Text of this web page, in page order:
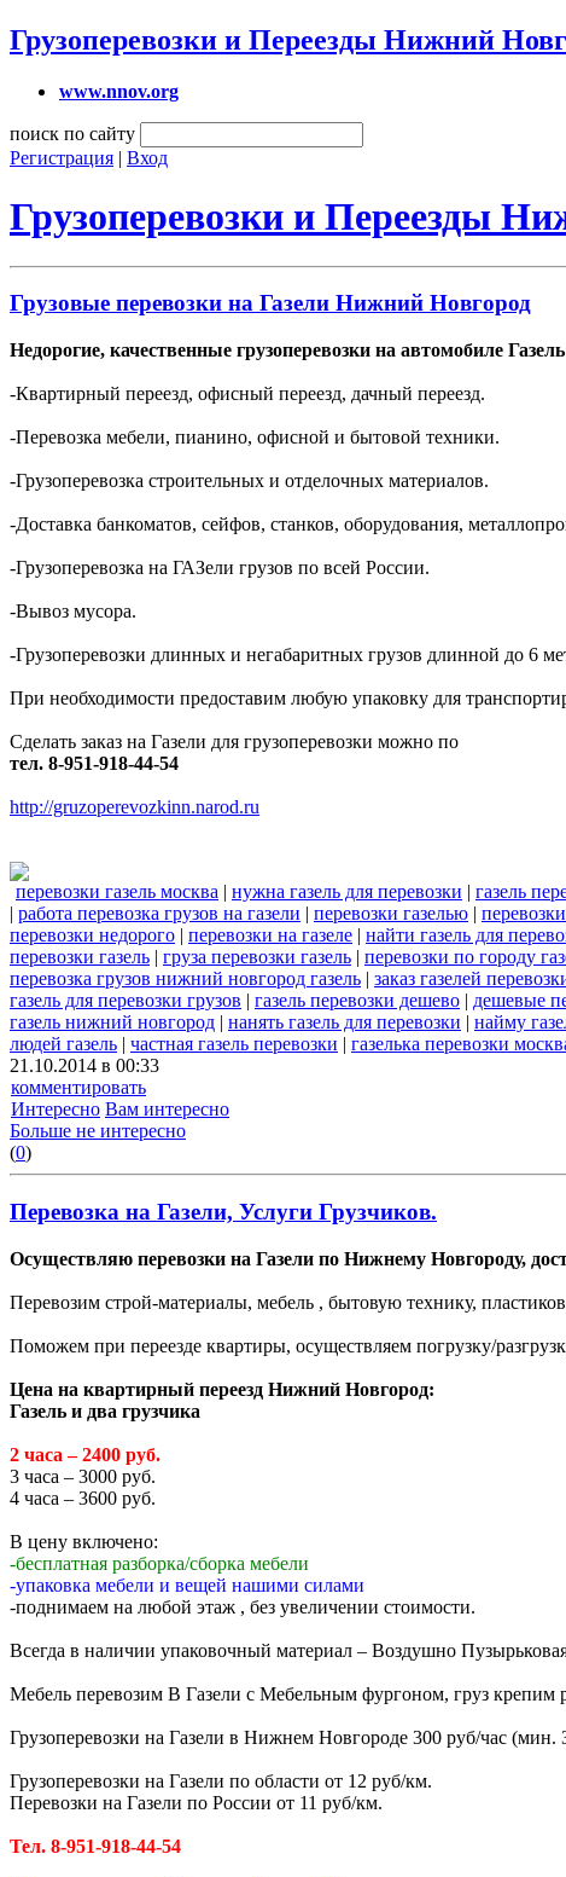
Грузоперевозки и Переезды Нижний
www.nnov.org
поиск по сайту
Регистрация | Вход
Грузоперевозки и Переезды
Грузовые перевозки на Газели Нижний Новгород
Недорогие, качественные грузоперевозки на автомобиле
-Квартирный переезд, офисный переезд, дачный переезд.
-Перевозка мебели, пианино, офисной и бытовой техники.
-Грузоперевозка строительных и отделочных материалов.
-Доставка банкоматов, сейфов, станков, оборудования,
-Грузоперевозка на ГАЗели грузов по всей России.
-Вывоз мусора.
-Грузоперевозки длинных и негабаритных грузов длинной до 6
При необходимости предоставим любую упаковку для
Сделать заказ на Газели для грузоперевозки можно по
тел. 8-951-918-44-54
http://gruzoperevozkinn.narod.ru
перевозки газель москва | нужна газель для перевозки | газель
| работа перевозка грузов на газели | перевозки газелью |
перевозки недорого | перевозки на газеле | найти газель для
перевозки газель | груза перевозки газель | перевозки по городу
перевозка грузов нижний новгород газель | заказ газелей
газель для перевозки грузов | газель перевозки дешево | дешевые
газель нижний новгород | нанять газель для перевозки | найму
людей газель | частная газель перевозки | газелька перевозки
21.10.2014 в 00:33
комментировать
Интересно Вам интересно
Больше не интересно
(0)
Перевозка на Газели, Услуги Грузчиков.
Осуществляю перевозки на Газели по Нижнему Новгороду,
Перевозим строй-материалы, мебель , бытовую технику,
Поможем при переезде квартиры, осуществляем погрузку/
Цена на квартирный переезд Нижний Новгород:
Газель и два грузчика
2 часа – 2400 руб.
3 часа – 3000 руб.
4 часа – 3600 руб.
В цену включено:
-бесплатная разборка/сборка мебели
-упаковка мебели и вещей нашими силами
-поднимаем на любой этаж , без увеличении стоимости.
Всегда в наличии упаковочный материал – Воздушно
Мебель перевозим В Газели с Мебельным фургоном, груз крепим
Грузоперевозки на Газели в Нижнем Новгороде 300 руб/час (мин.
Грузоперевозки на Газели по области от 12 руб/км.
Перевозки на Газели по России от 11 руб/км.
Тел. 8-951-918-44-54